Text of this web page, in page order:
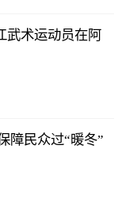
武术运动员在阿
障民众过“暖冬”